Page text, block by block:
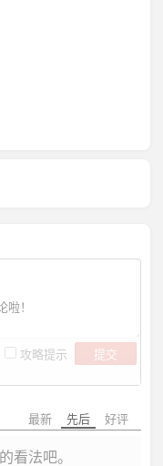
！
攻略提示
提交
最新 先后 好评
看法吧。